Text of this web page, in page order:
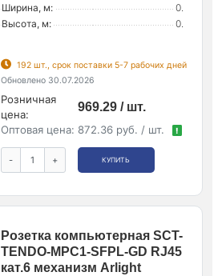
Ширина, м:
0.
Высота, м:
0.
192 шт., срок поставки 5-7 рабочих дней
Обновлено 30.07.2026
Розничная
цена:
969.29 / шт.
Оптовая цена: 872.36 руб. / шт. !
- + КУПИТЬ
Розетка компьютерная SCT-
TENDO-MPC1-SFPL-GD RJ45
кат.6 механизм Arlight